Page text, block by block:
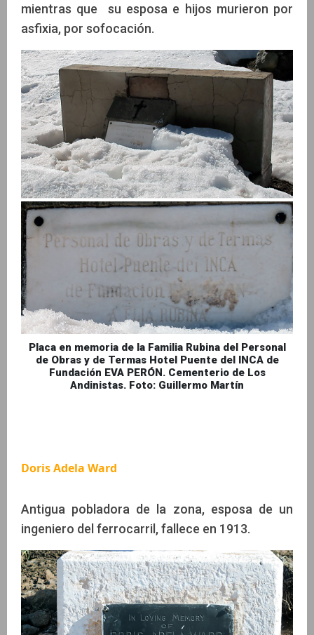
mientras que su esposa e hijos murieron por
asfixia, por sofocación.
Placa en memoria de la Familia Rubina del Personal
de Obras y de Termas Hotel Puente del INCA de
Fundación EVA PERÓN. Cementerio de Los
Andinistas. Foto: Guillermo Martín
Doris Adela Ward
Antigua pobladora de la zona, esposa de un
ingeniero del ferrocarril, fallece en 1913.